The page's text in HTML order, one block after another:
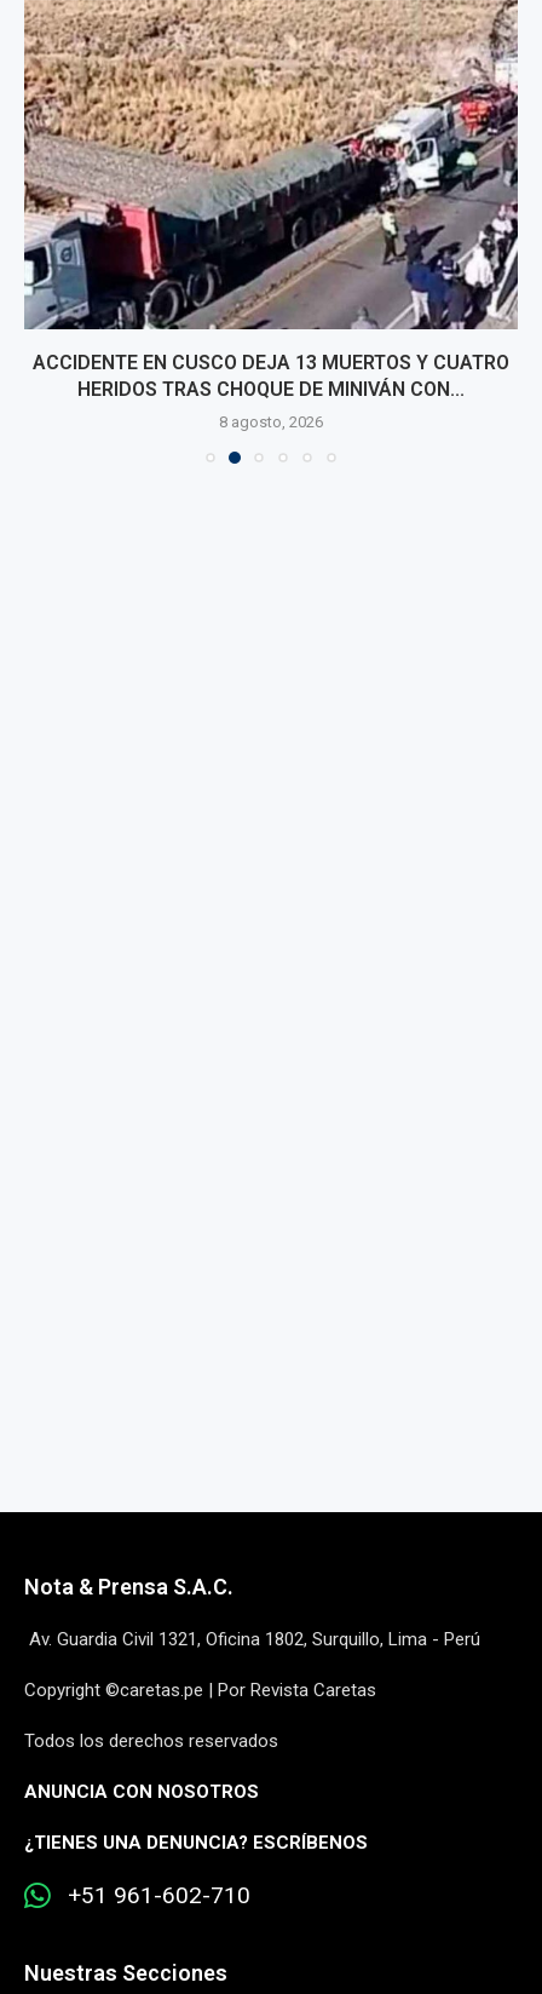
ACCIDENTE EN CUSCO DEJA 13 MUERTOS Y CUATRO
HERIDOS TRAS CHOQUE DE MINIVÁN CON...
8 agosto, 2026
Nota & Prensa S.A.C.
Av. Guardia Civil 1321, Oficina 1802, Surquillo, Lima - Perú
Copyright ©caretas.pe | Por Revista Caretas
Todos los derechos reservados
ANUNCIA CON NOSOTROS
¿TIENES UNA DENUNCIA? ESCRÍBENOS
+51 961-602-710
Nuestras Secciones